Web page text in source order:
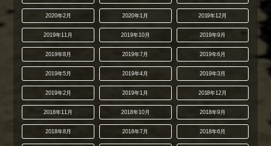
2020年2月 2020年1月 2019年12月
2019年11月 2019年10月 2019年9月
2019年8月 2019年7月 2019年6月
2019年5月 2019年4月 2019年3月
2019年2月 2019年1月 2018年12月
2018年11月 2018年10月 2018年9月
2018年8月 2018年7月 2018年6月